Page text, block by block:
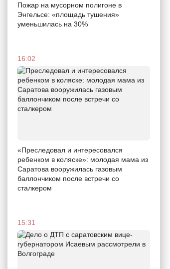
Пожар на мусорном полигоне в
Энгельсе: «площадь тушения»
уменьшилась на 30%
16:02
«Преследовал и интересовался
ребенком в коляске»: молодая мама из
Саратова вооружилась газовым
баллончиком после встречи со
сталкером
15:31